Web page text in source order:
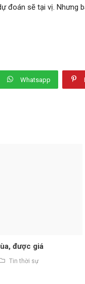
sẽ tại vị. Nhưng
Whatsapp
được giá
Tin thời sự